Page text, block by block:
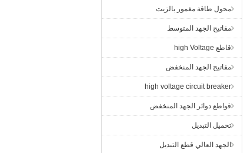
محول طاقة مغمور بالزيت
مفاتيح الجهد المتوسط
قاطع high Voltage
مفاتيح الجهد المنخفض
high voltage circuit breaker
قواطع دوائر الجهد المنخفض
تحميل التبديل
الجهد العالي قطع التبديل